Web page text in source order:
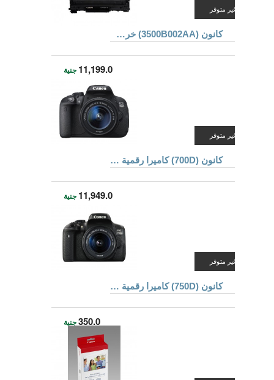
غير متوفر
كانون (3500B002AA) خرطوشة حبر للطابعات لون أسود
غير متوفر
11,199.0 جنية
كانون (700D) كاميرا رقمية محترفة بعدسة 18-55 ملم + كارت ذاكرة 8 جيجا بايت + حقيبة
غير متوفر
11,949.0 جنية
كانون (750D) كاميرا رقمية محترفة بعدسة (STM) 18-55 ملم +, ومزودة بتقنية الواى فاى
350.0جنية